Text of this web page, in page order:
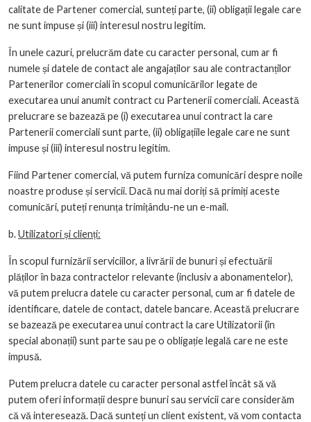
calitate de Partener comercial, sunteți parte, (ii) obligații legale care
ne sunt impuse și (iii) interesul nostru legitim.
În unele cazuri, prelucrăm date cu caracter personal, cum ar fi
numele și datele de contact ale angajaților sau ale contractanților
Partenerilor comerciali în scopul comunicărilor legate de
executarea unui anumit contract cu Partenerii comerciali. Această
prelucrare se bazează pe (i) executarea unui contract la care
Partenerii comerciali sunt parte, (ii) obligațiile legale care ne sunt
impuse și (iii) interesul nostru legitim.
Fiind Partener comercial, vă putem furniza comunicări despre noile
noastre produse și servicii. Dacă nu mai doriți să primiți aceste
comunicări, puteți renunța trimițându-ne un e-mail.
b.Utilizatori și clienți:
În scopul furnizării serviciilor, a livrării de bunuri și efectuării
plăților în baza contractelor relevante (inclusiv a abonamentelor),
vă putem prelucra datele cu caracter personal, cum ar fi datele de
identificare, datele de contact, datele bancare. Această prelucrare
se bazează pe executarea unui contract la care Utilizatorii (în
special abonații) sunt parte sau pe o obligație legală care ne este
impusă.
Putem prelucra datele cu caracter personal astfel încât să vă
putem oferi informații despre bunuri sau servicii care considerăm
că vă interesează. Dacă sunteți un client existent, vă vom contacta